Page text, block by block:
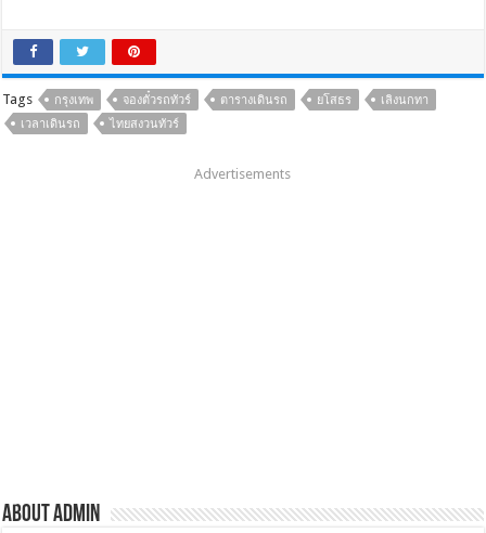
Tags กรุงเทพ จองตั๋วรถทัวร์ ตารางเดินรถ ยโสธร
เลิงนกทา
เวลาเดินรถ
ไทยสงวนทัวร์
Advertisements
About admin